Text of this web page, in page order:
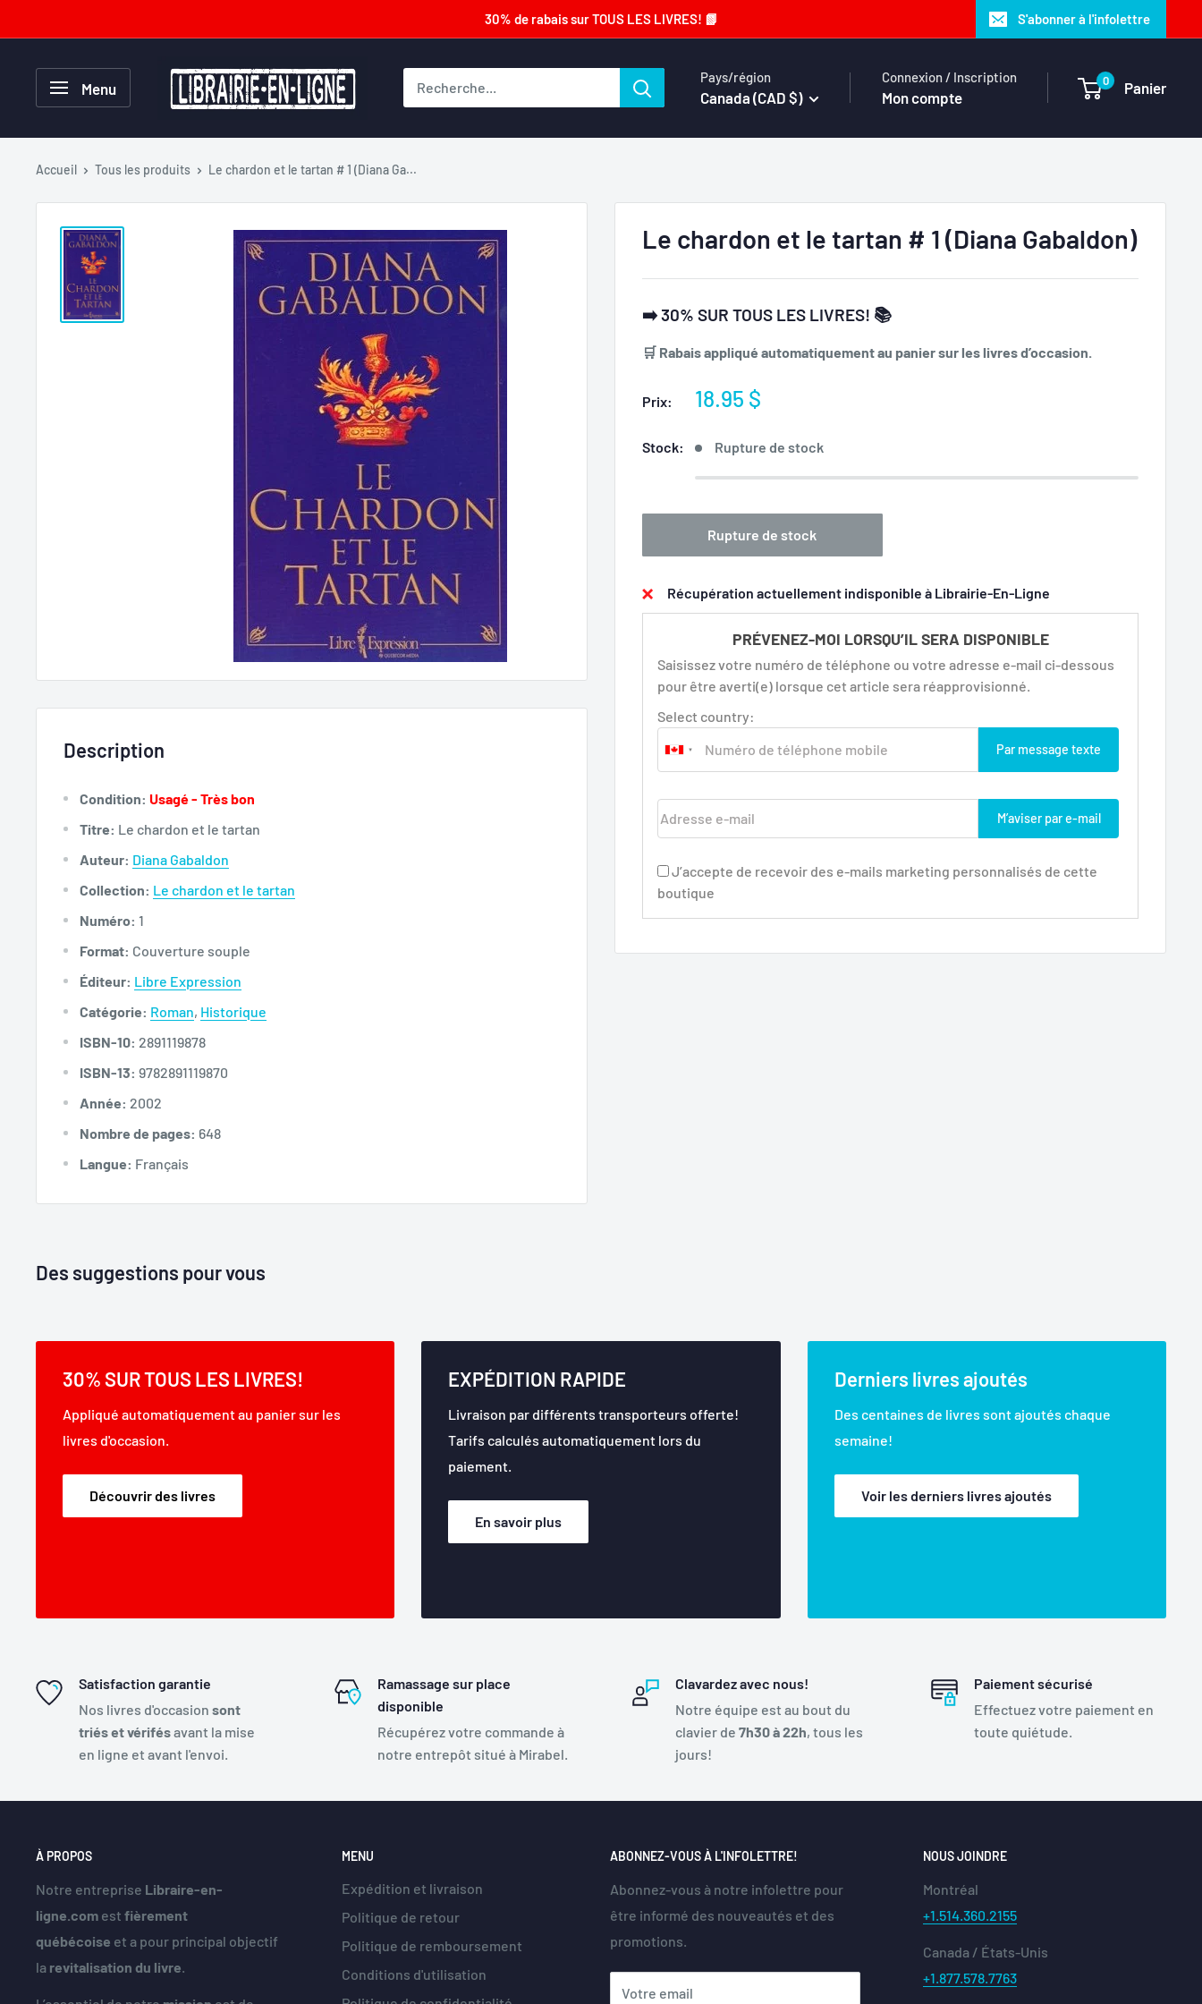
au
contenu
30% de rabais sur TOUS LES LIVRES! 📗 S'abonner à l'infolettre
Menu
Librairie-
en-
Pays/région
Canada (CAD $)
Connexion / Inscription
Mon compte
0 Panier
Accueil Tous les produits Le chardon et le tartan # 1 (Diana Ga...
Le chardon et le tartan # 1 (Diana Gabaldon)
➡️ 30% SUR TOUS LES LIVRES! 📚
🛒 Rabais appliqué automatiquement au panier sur les livres d’occasion.
Prix:
Prix
18.95 $
Stock: Rupture de stock
Rupture de stock
Récupération actuellement indisponible à Librairie-En-Ligne
PRÉVENEZ-MOI LORSQU’IL SERA DISPONIBLE
Saisissez votre numéro de téléphone ou votre adresse e-mail ci-dessous
pour être averti(e) lorsque cet article sera réapprovisionné.
Select country:
Par message texte
M’aviser par e-mail
J’accepte de recevoir des e-mails marketing personnalisés de cette
boutique
Description
Condition: Usagé - Très bon
Titre: Le chardon et le tartan
Auteur: Diana Gabaldon
Collection: Le chardon et le tartan
Numéro: 1
Format: Couverture souple
Éditeur: Libre Expression
Catégorie: Roman, Historique
ISBN-10: 2891119878
ISBN-13: 9782891119870
Année: 2002
Nombre de pages: 648
Langue: Français
Des suggestions pour vous
30% SUR TOUS LES LIVRES!
Appliqué automatiquement au panier sur les
livres d'occasion.
Découvrir des livres
EXPÉDITION RAPIDE
Livraison par différents transporteurs offerte!
Tarifs calculés automatiquement lors du
paiement.
En savoir plus
Derniers livres ajoutés
Des centaines de livres sont ajoutés chaque
semaine!
Voir les derniers livres ajoutés
Satisfaction garantie
Nos livres d'occasion sont
triés et vérifésavant la mise
en ligne et avant l'envoi.
Ramassage sur place
disponible
Récupérez votre commande à
notre entrepôt situé à Mirabel.
Clavardez avec nous!
Notre équipe est au bout du
clavier de 7h30 à 22h, tous les
jours!
Paiement sécurisé
Effectuez votre paiement en
toute quiétude.
À PROPOS
Notre entreprise Libraire-en-
ligne.com est fièrement
québécoise et a pour principal objectif
la revitalisation du livre.
MENU
Expédition et livraison
Politique de retour
Politique de remboursement
Conditions d'utilisation
ABONNEZ-VOUS À L'INFOLETTRE!
Abonnez-vous à notre infolettre pour
être informé des nouveautés et des
promotions.
Votre email
NOUS JOINDRE
Montréal
+1.514.360.2155
Canada / États-Unis
+1.877.578.7763